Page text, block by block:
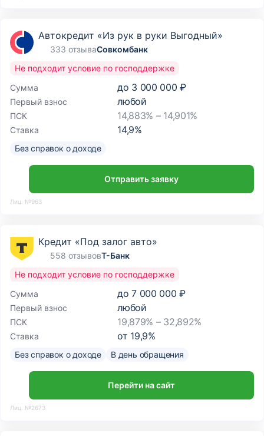
Автокредит «Из рук в руки Выгодный»
333 отзываСовкомбанк
Сумма до 3 000 000 ₽
Первый взнос любой
ПСК 14,883% – 14,901%
Ставка 14,9%
Не подходит условие по господдержке
Без справок о доходе
Отправить заявку
Лиц. №963
Кредит «Под залог авто»
558 отзывовТ-Банк
Сумма до 7 000 000 ₽
Первый взнос любой
ПСК 19,879% – 32,892%
Ставка от 19,9%
Не подходит условие по господдержке
Без справок о доходе В день обращения
Перейти на сайт
Лиц. №2673